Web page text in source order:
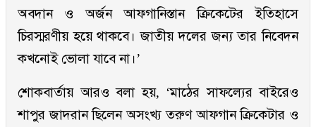
অবদান ও অর্জন আফগানিস্তান ক্রিকেটের ইতিহাসে
চিরস্মরণীয় হয়ে থাকবে। জাতীয় দলের জন্য তার নিবেদন
কখনোই ভোলা যাবে না।’
শোকবার্তায় আরও বলা হয়, ‘মাঠের সাফল্যের বাইরেও
শাপুর জাদরান ছিলেন অসংখ্য তরুণ আফগান ক্রিকেটার ও